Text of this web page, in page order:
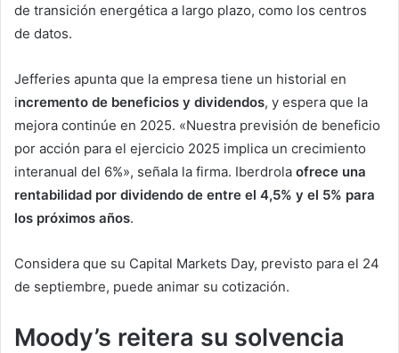
de transición energética a largo plazo, como los centros
de datos.
Jefferies apunta que la empresa tiene un historial en
incremento de beneficios y dividendos, y espera que la
mejora continúe en 2025. «Nuestra previsión de beneficio
por acción para el ejercicio 2025 implica un crecimiento
interanual del 6%», señala la firma. Iberdrola ofrece una
rentabilidad por dividendo de entre el 4,5% y el 5% para
los próximos años.
Considera que su Capital Markets Day, previsto para el 24
de septiembre, puede animar su cotización.
Moody’s reitera su solvencia